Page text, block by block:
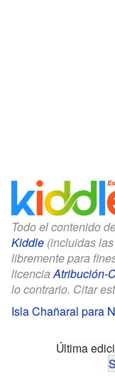
Todo el contenido
Kiddle (incluidas
libremente para
licencia Atribución-
lo contrario. Citar
Isla Chañaral para
Última